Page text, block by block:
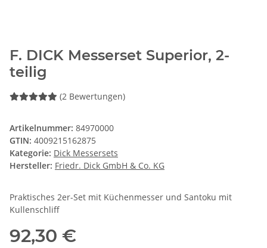
F. DICK Messerset Superior, 2-
teilig
(2 Bewertungen)
Artikelnummer: 84970000
GTIN: 4009215162875
Kategorie: Dick Messersets
Hersteller: Friedr. Dick GmbH & Co. KG
Praktisches 2er-Set mit Küchenmesser und Santoku mit
Kullenschliff
92,30 €